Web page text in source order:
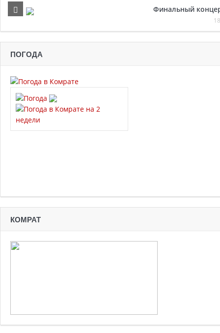
Финальный
ПОГОДА
КОМРАТ